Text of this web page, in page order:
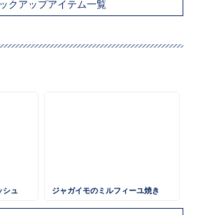
クアップアイテム一覧
ュ ジャガイモのミルフィーユ焼き